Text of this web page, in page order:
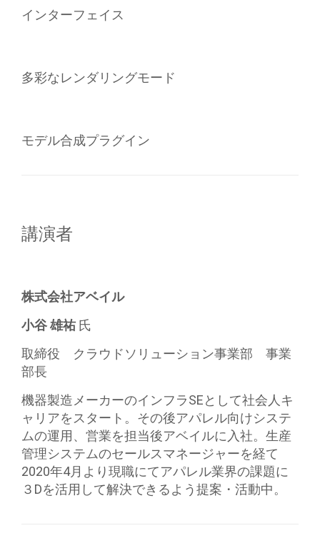
インターフェイス
多彩なレンダリングモード
モデル合成プラグイン
講演者
株式会社アベイル
小谷 雄祐氏
取締役 クラウドソリューション事業部 事業
部長
機器製造メーカーのインフラSEとして社会人キ
ャリアをスタート。その後アパレル向けシステ
ムの運用、営業を担当後アベイルに入社。生産
管理システムのセールスマネージャーを経て
2020年4月より現職にてアパレル業界の課題に
３Dを活用して解決できるよう提案・活動中。